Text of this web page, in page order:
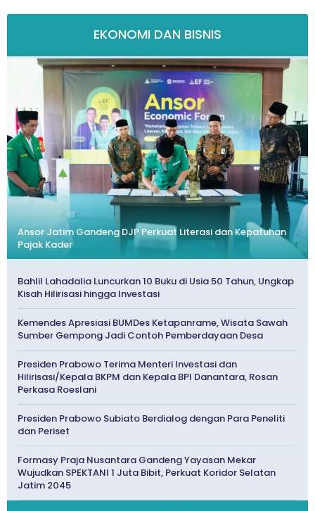
EKONOMI DAN BISNIS
Ansor Jatim Gandeng DJP Perkuat Literasi dan Kepatuhan
Pajak Kader
Bahlil Lahadalia Luncurkan 10 Buku di Usia 50 Tahun, Ungkap
Kisah Hilirisasi hingga Investasi
Kemendes Apresiasi BUMDes Ketapanrame, Wisata Sawah
Sumber Gempong Jadi Contoh Pemberdayaan Desa
Presiden Prabowo Terima Menteri Investasi dan
Hilirisasi/Kepala BKPM dan Kepala BPI Danantara, Rosan
Perkasa Roeslani
Presiden Prabowo Subiato Berdialog dengan Para Peneliti
dan Periset
Formasy Praja Nusantara Gandeng Yayasan Mekar
Wujudkan SPEKTANI 1 Juta Bibit, Perkuat Koridor Selatan
Jatim 2045